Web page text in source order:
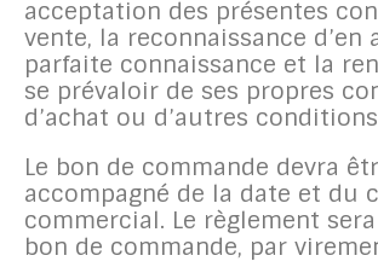
acceptation des présentes
vente, la reconnaissance d’en
parfaite connaissance et la
se prévaloir de ses propres
d’achat ou d’autres
Le bon de commande devra
accompagné de la date et du
commercial. Le règlement
bon de commande, par